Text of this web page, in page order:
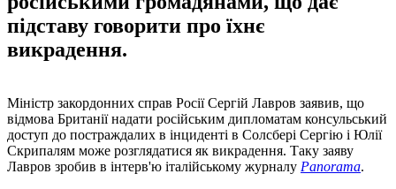
підставу говорити про їхнє
викрадення.
Міністр закордонних справ Росії Сергій Лавров заявив, що
відмова Британії надати російським дипломатам консульський
доступ до постраждалих в інциденті в Солсбері Сергію і Юлії
Скрипалям може розглядатися як викрадення. Таку заяву
Лавров зробив в інтерв'ю італійському журналу Panorama.